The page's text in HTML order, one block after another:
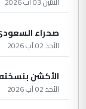
صحراء
الأحد 02 آب 2026
الأكشن
الأحد 02 آب 2026